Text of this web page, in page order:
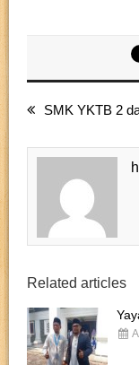
SMK YKTB 2
Related articles